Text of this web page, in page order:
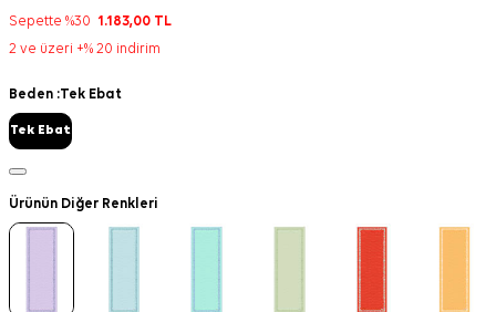
Sepette %30 1.183,00 TL
2 ve üzeri +% 20 indirim
Beden :Tek Ebat
Tek Ebat
Ürünün Diğer Renkleri